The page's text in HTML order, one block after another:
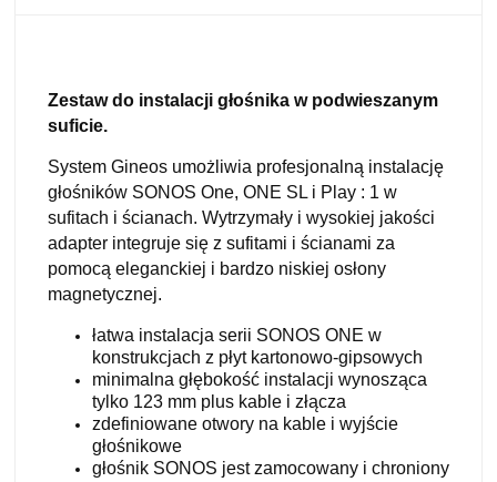
Zestaw do instalacji głośnika w podwieszanym
suficie.
System Gineos umożliwia profesjonalną instalację
głośników SONOS One, ONE SL i Play : 1 w
sufitach i ścianach. Wytrzymały i wysokiej jakości
adapter integruje się z sufitami i ścianami za
pomocą eleganckiej i bardzo niskiej osłony
magnetycznej.
łatwa instalacja serii SONOS ONE w
konstrukcjach z płyt kartonowo-gipsowych
minimalna głębokość instalacji wynosząca
tylko 123 mm plus kable i złącza
zdefiniowane otwory na kable i wyjście
głośnikowe
głośnik SONOS jest zamocowany i chroniony